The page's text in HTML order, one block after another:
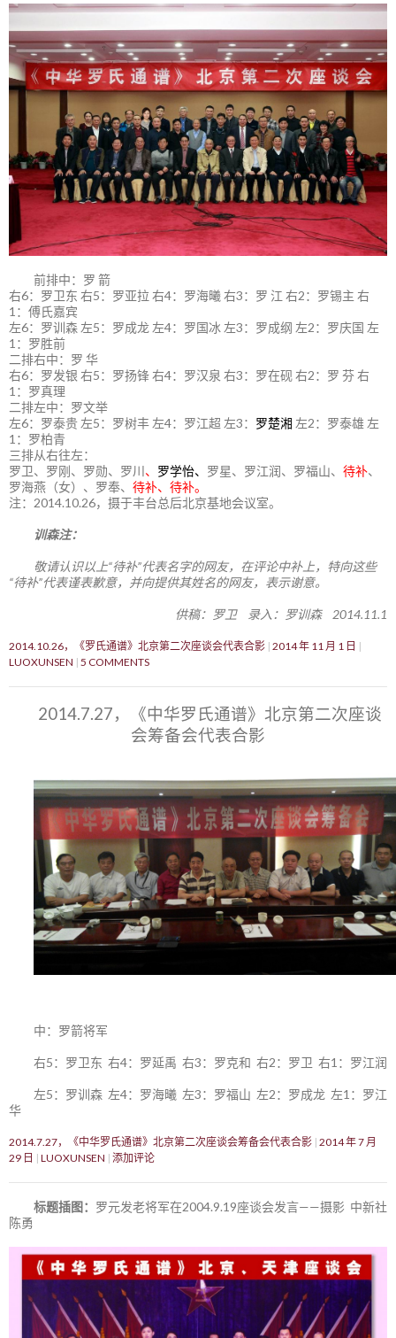
前排中：罗 箭
右6：罗卫东 右5：罗亚拉 右4：罗海曦 右3：罗 江 右2：罗锡主 右
1：傅氏嘉宾
左6：罗训森 左5：罗成龙 左4：罗国冰 左3：罗成纲 左2：罗庆国 左
1：罗胜前
二排右中：罗 华
右6：罗发银 右5：罗扬锋 右4：罗汉泉 右3：罗在砚 右2：罗 芬 右
1：罗真理
二排左中：罗文举
左6：罗泰贵 左5：罗树丰 左4：罗江超 左3： 罗楚湘 左2：罗泰雄 左
1：罗柏青
三排从右往左：
罗卫、罗刚、罗勋、罗川 、 罗学怡、 罗星、罗江润、罗福山、 待补、
罗海燕（女）、罗奉、 待补、待补。
注：2014.10.26，摄于丰台总后北京基地会议室。
训森注：
敬请认识以上“待补”代表名字的网友，在评论中补上，特向这些
“待补”代表谨表歉意，并向提供其姓名的网友，表示谢意。
供稿：罗卫 录入：罗训森 2014.11.1
2014.10.26，《罗氏通谱》北京第二次座谈会代表合影 2014 年 11 月 1 日
LUOXUNSEN 5 COMMENTS
2014.7.27，《中华罗氏通谱》北京第二次座谈
会筹备会代表合影
中：罗箭将军
右5：罗卫东 右4：罗延禹 右3：罗克和 右2：罗卫 右1：罗江润
左5：罗训森 左4：罗海曦 左3：罗福山 左2：罗成龙 左1：罗江
华
2014.7.27，《中华罗氏通谱》北京第二次座谈会筹备会代表合影 2014 年 7 月
29 日
LUOXUNSEN 添加评论
标题插图： 罗元发老将军在2004.9.19座谈会发言——摄影 中新社
陈勇